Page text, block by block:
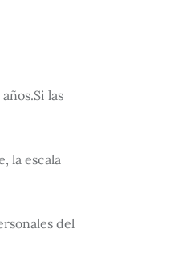
las
la escala
del